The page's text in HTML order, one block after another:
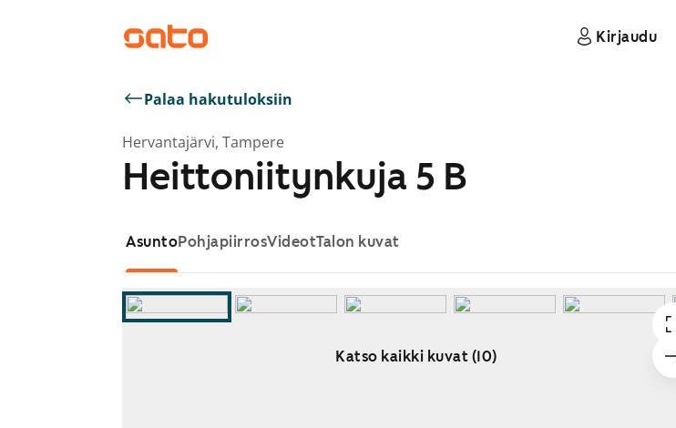
Kirjaudu
Palaa hakutuloksiin
Hervantajärvi, Tampere
Heittoniitynkuja 5 B
AsuntoPohjapiirrosVideotTalon kuvat
Katso kaikki kuvat (10)